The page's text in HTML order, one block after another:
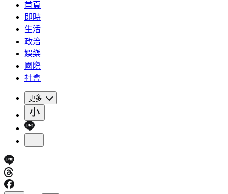
首頁
即時
生活
政治
娛樂
國際
社會
更多